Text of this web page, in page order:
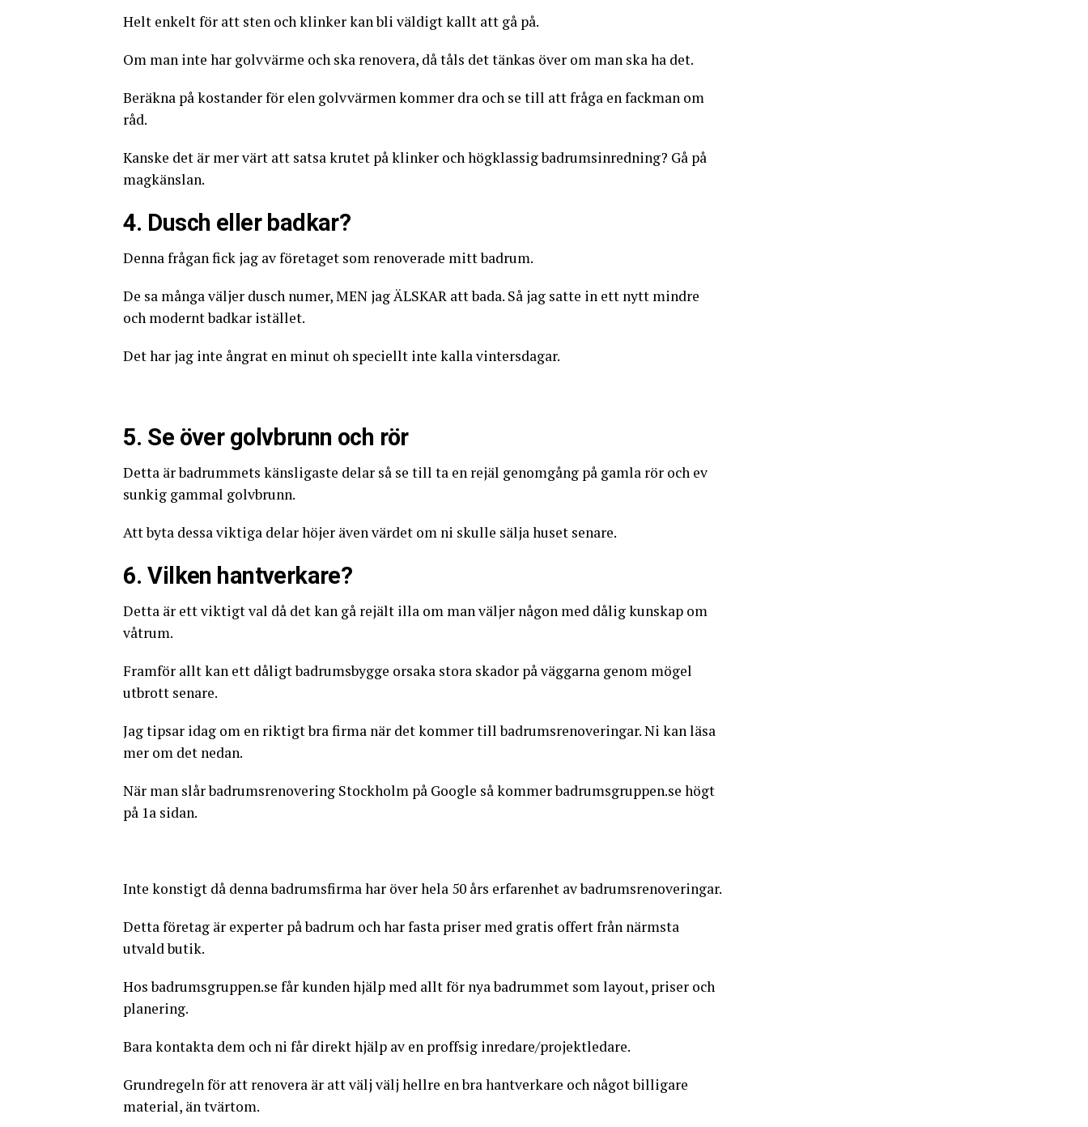
Helt enkelt för att sten och klinker kan bli väldigt kallt att gå på.
Om man inte har golvvärme och ska renovera, då tåls det tänkas över om man ska ha det.
Beräkna på kostander för elen golvvärmen kommer dra och se till att fråga en fackman om
råd.
Kanske det är mer värt att satsa krutet på klinker och högklassig badrumsinredning? Gå på
magkänslan.
4. Dusch eller badkar?
Denna frågan fick jag av företaget som renoverade mitt badrum.
De sa många väljer dusch numer, MEN jag ÄLSKAR att bada. Så jag satte in ett nytt mindre
och modernt badkar istället.
Det har jag inte ångrat en minut oh speciellt inte kalla vintersdagar.
5. Se över golvbrunn och rör
Detta är badrummets känsligaste delar så se till ta en rejäl genomgång på gamla rör och ev
sunkig gammal golvbrunn.
Att byta dessa viktiga delar höjer även värdet om ni skulle sälja huset senare.
6. Vilken hantverkare?
Detta är ett viktigt val då det kan gå rejält illa om man väljer någon med dålig kunskap om
våtrum.
Framför allt kan ett dåligt badrumsbygge orsaka stora skador på väggarna genom mögel
utbrott senare.
Jag tipsar idag om en riktigt bra firma när det kommer till badrumsrenoveringar. Ni kan läsa
mer om det nedan.
När man slår badrumsrenovering Stockholm på Google så kommer badrumsgruppen.se högt
på 1a sidan.
Inte konstigt då denna badrumsfirma har över hela 50 års erfarenhet av badrumsrenoveringar.
Detta företag är experter på badrum och har fasta priser med gratis offert från närmsta
utvald butik.
Hos badrumsgruppen.se får kunden hjälp med allt för nya badrummet som layout, priser och
planering.
Bara kontakta dem och ni får direkt hjälp av en proffsig inredare/projektledare.
Grundregeln för att renovera är att välj välj hellre en bra hantverkare och något billigare
material, än tvärtom.